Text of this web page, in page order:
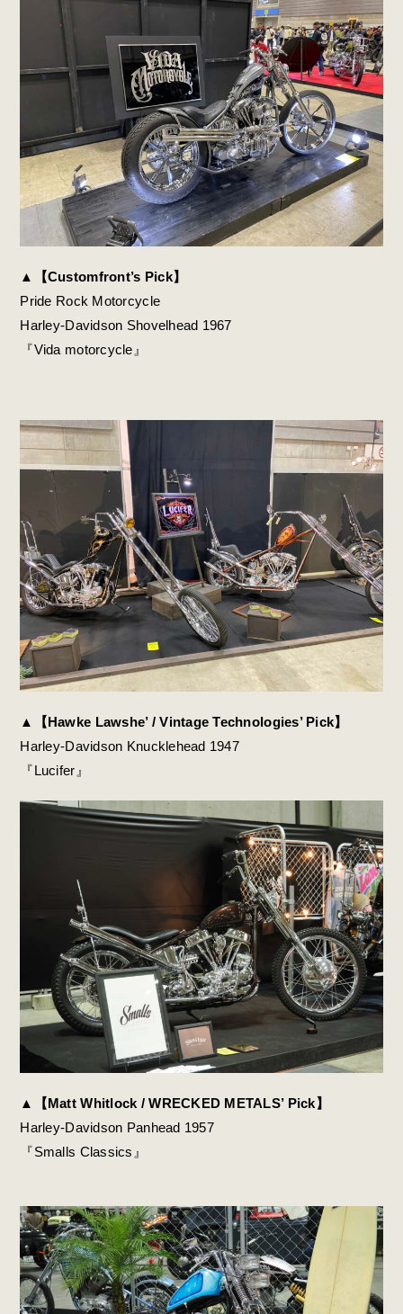
▲
【Customfront’s Pick】
Pride Rock Motorcycle
Harley-Davidson Shovelhead 1967
『Vida motorcycle』
▲
【Hawke Lawshe’ / Vintage Technologies’ Pick】
Harley-Davidson Knucklehead 1947
『Lucifer』
▲【Matt Whitlock / WRECKED METALS’ Pick】
Harley-Davidson Panhead 1957
『Smalls Classics』